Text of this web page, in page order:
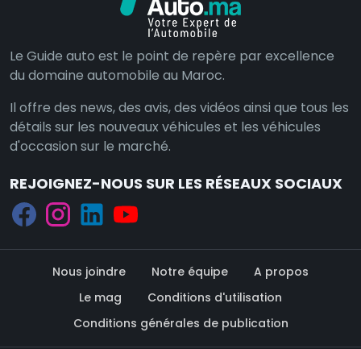
Le Guide auto est le point de repère par excellence
du domaine automobile au Maroc.
Il offre des news, des avis, des vidéos ainsi que tous les
détails sur les nouveaux véhicules et les véhicules
d'occasion sur le marché.
REJOIGNEZ-NOUS SUR LES RÉSEAUX SOCIAUX
Nous joindre Notre équipe
A propos
Le mag
Conditions d'utilisation
Conditions générales de publication